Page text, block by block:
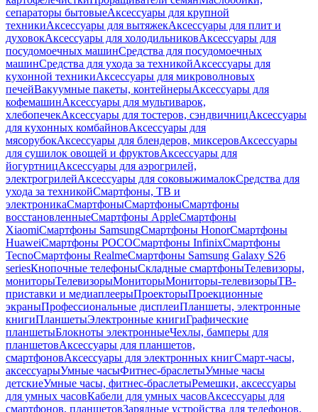
сепараторы бытовыеАксессуары для крупной
техникиАксессуары для вытяжекАксессуары для плит и
духовокАксессуары для холодильниковАксессуары для
посудомоечных машинСредства для посудомоечных
машинСредства для ухода за техникойАксессуары для
кухонной техникиАксессуары для микроволновых
печейВакуумные пакеты, контейнерыАксессуары для
кофемашинАксессуары для мультиварок,
хлебопечекАксессуары для тостеров, сэндвичницАксессуары
для кухонных комбайновАксессуары для
мясорубокАксессуары для блендеров, миксеровАксессуары
для сушилок овощей и фруктовАксессуары для
йогуртницАксессуары для аэрогрилей,
электрогрилейАксессуары для соковыжималокСредства для
ухода за техникойСмартфоны, ТВ и
электроникаСмартфоныСмартфоныСмартфоны
восстановленныеСмартфоны AppleСмартфоны
XiaomiСмартфоны SamsungСмартфоны HonorСмартфоны
HuaweiСмартфоны POCOСмартфоны InfinixСмартфоны
TecnoСмартфоны RealmeСмартфоны Samsung Galaxy S26
seriesКнопочные телефоныСкладные смартфоныТелевизоры,
мониторыТелевизорыМониторыМониторы-телевизорыТВ-
приставки и медиаплеерыПроекторыПроекционные
экраныПрофессиональные дисплеиПланшеты, электронные
книгиПланшетыЭлектронные книгиГрафические
планшетыБлокноты электронныеЧехлы, бамперы для
планшетовАксессуары для планшетов,
смартфоновАксессуары для электронных книгСмарт-часы,
аксессуарыУмные часыФитнес-браслетыУмные часы
детскиеУмные часы, фитнес-браслетыРемешки, аксессуары
для умных часовКабели для умных часовАксессуары для
смартфонов, планшетовЗарядные устройства для телефонов,